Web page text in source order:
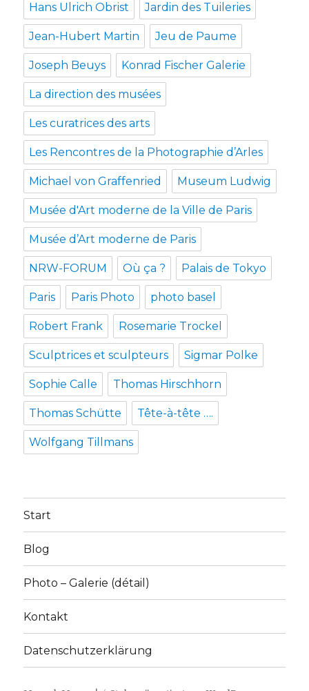
Hans Ulrich Obrist Jardin des Tuileries
Jean-Hubert Martin Jeu de Paume
Joseph Beuys Konrad Fischer Galerie
La direction des musées
Les curatrices des arts
Les Rencontres de la Photographie d’Arles
Michael von Graffenried Museum Ludwig
Musée d'Art moderne de la Ville de Paris
Musée d’Art moderne de Paris
NRW-FORUM Où ça ? Palais de Tokyo
Paris Paris Photo photo basel
Robert Frank Rosemarie Trockel
Sculptrices et sculpteurs Sigmar Polke
Sophie Calle Thomas Hirschhorn
Thomas Schütte Tête-à-tête ….
Wolfgang Tillmans
Start
Blog
Photo – Galerie (détail)
Kontakt
Datenschutzerklärung